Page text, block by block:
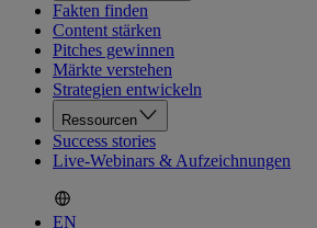
Fakten finden
Content stärken
Pitches gewinnen
Märkte verstehen
Strategien entwickeln
Ressourcen
Success stories
Live-Webinars & Aufzeichnungen
EN